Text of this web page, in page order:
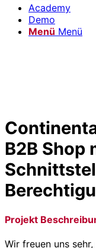
Academy
Demo
Menü Menü
B2B Shop
Projekt
Wir freuen uns